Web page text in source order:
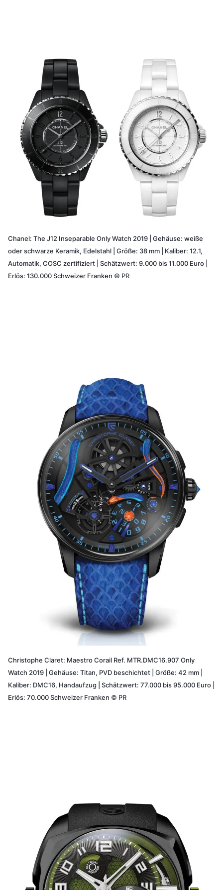
Chanel: The J12 Inseparable Only Watch 2019 | Gehäuse: weiße
oder schwarze Keramik, Edelstahl | Größe: 38 mm | Kaliber: 12.1,
Automatik, COSC zertifiziert | Schätzwert: 9.000 bis 11.000 Euro |
Erlös: 130.000 Schweizer Franken © PR
Christophe Claret: Maestro Corail Ref. MTR.DMC16.907 Only
Watch 2019 | Gehäuse: Titan, PVD beschichtet | Größe: 42 mm |
Kaliber: DMC16, Handaufzug | Schätzwert: 77.000 bis 95.000 Euro |
Erlös: 70.000 Schweizer Franken © PR